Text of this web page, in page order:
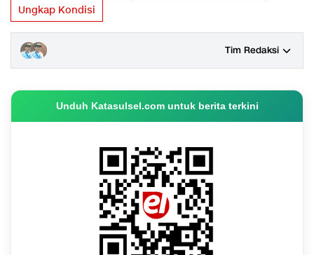
Ungkap Kondisi
Tim Redaksi
Unduh Katasulsel.com untuk berita terkini